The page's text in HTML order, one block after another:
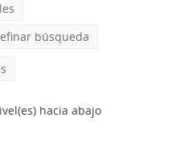
búsqueda
hacia abajo